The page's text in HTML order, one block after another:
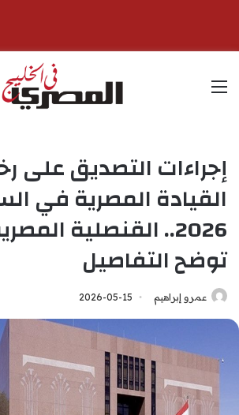
القائمة
إجراءات التصديق على
القيادة المصرية في
2026.. القنصلية
توضح التفاصيل
عمرو إبراهيم 2026-05-15